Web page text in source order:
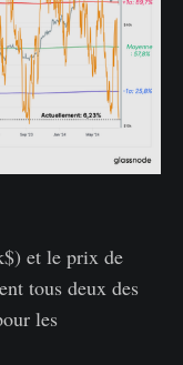
et le prix de
tous deux des
les